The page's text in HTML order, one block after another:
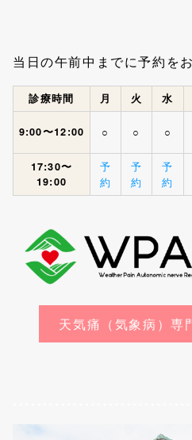
当日の午前中までに予約を
診療時間 月 火 水
9:00〜12:00 ○ ○ ○
17:30〜
19:00
予
約
予
約
予
約
天気痛（気象病）専